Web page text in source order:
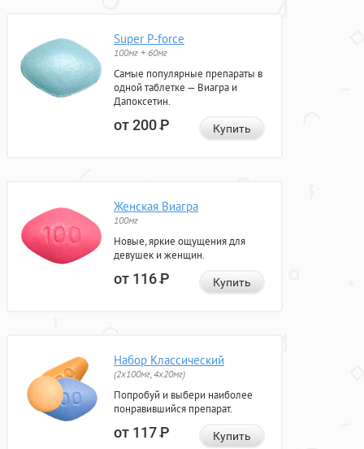
Super P-force
100мг + 60мг
Самые популярные препараты в
одной таблетке — Виагра и
Дапоксетин.
от 200Р Купить
Женская Виагра
100мг
Новые, яркие ощущения для
девушек и женщин.
от 116Р Купить
Набор Классический
(2x100мг, 4x20мг)
Попробуй и выбери наиболее
понравившийся препарат.
от 117Р Купить